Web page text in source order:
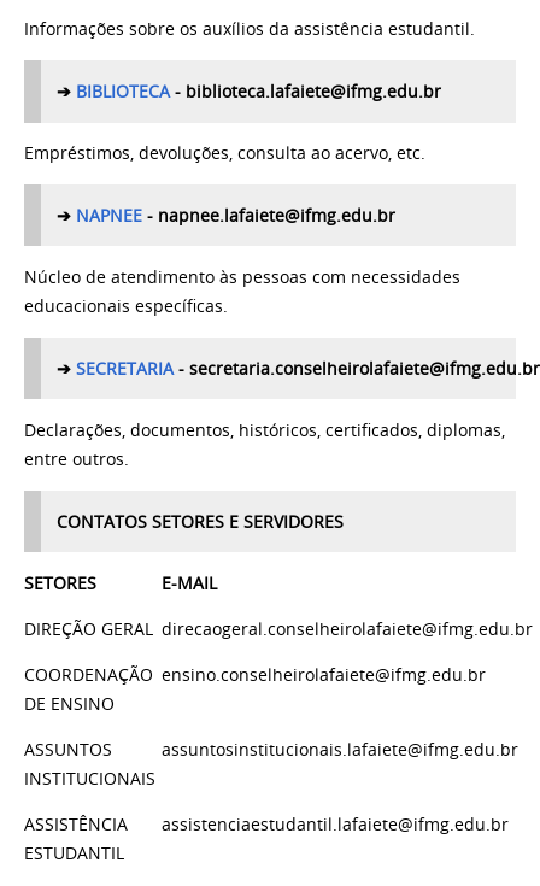
Informações sobre os auxílios da assistência estudantil.
➔ BIBLIOTECA- biblioteca.lafaiete@ifmg.edu.br
Empréstimos, devoluções, consulta ao acervo, etc.
➔ NAPNEE - napnee.lafaiete@ifmg.edu.br
Núcleo de atendimento às pessoas com necessidades
educacionais específicas.
➔SECRETARIA- secretaria.conselheirolafaiete@ifmg.edu.br
Declarações, documentos, históricos, certificados, diplomas,
entre outros.
CONTATOS SETORES E SERVIDORES
SETORES E-MAIL
DIREÇÃO GERAL direcaogeral.conselheirolafaiete@ifmg.edu.br
COORDENAÇÃO
DE ENSINO
ensino.conselheirolafaiete@ifmg.edu.br
ASSUNTOS
INSTITUCIONAIS
assuntosinstitucionais.lafaiete@ifmg.edu.br
ASSISTÊNCIA
ESTUDANTIL
assistenciaestudantil.lafaiete@ifmg.edu.br